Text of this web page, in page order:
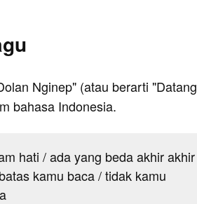
Nginep" (atau berarti "Datang
bahasa Indonesia.
hati / ada yang beda akhir akhir
kamu baca / tidak kamu